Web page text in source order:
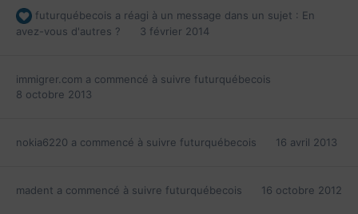
futurquébecois a réagi à un message dans un sujet : En
avez-vous d'autres ?
3 février 2014
immigrer.com a commencé à suivre futurquébecois
8 octobre 2013
nokia6220 a commencé à suivre futurquébecois 16 avril 2013
madent a commencé à suivre futurquébecois 16 octobre 2012